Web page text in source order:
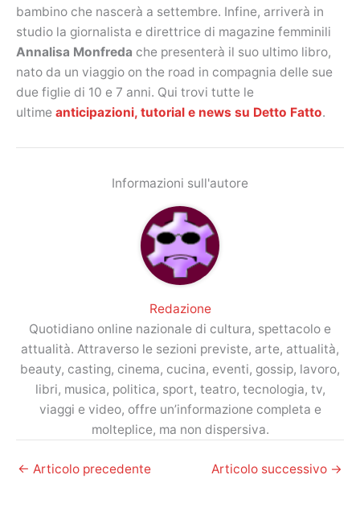
bambino che nascerà a settembre. Infine, arriverà in
studio la giornalista e direttrice di magazine femminili
Annalisa Monfreda che presenterà il suo ultimo libro,
nato da un viaggio on the road in compagnia delle sue
due figlie di 10 e 7 anni. Qui trovi tutte le
ultime anticipazioni, tutorial e news su Detto Fatto.
Informazioni sull'autore
Redazione
Quotidiano online nazionale di cultura, spettacolo e
attualità. Attraverso le sezioni previste, arte, attualità,
beauty, casting, cinema, cucina, eventi, gossip, lavoro,
libri, musica, politica, sport, teatro, tecnologia, tv,
viaggi e video, offre un’informazione completa e
molteplice, ma non dispersiva.
← Articolo precedente Articolo successivo →